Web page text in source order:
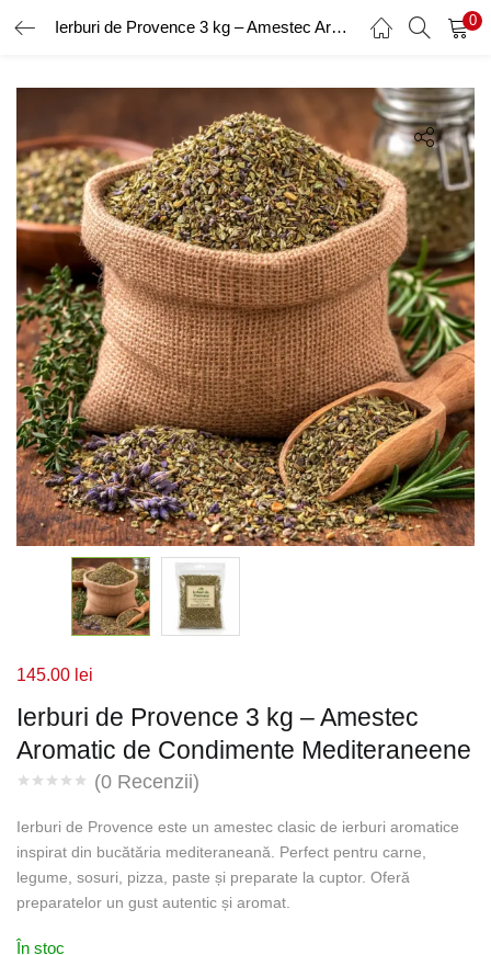
Ierburi de Provence 3 kg – Amestec Aromatic de Condimente Mediteraneene 0
AUTENTIFICARE ÎNREGISTRARE
Introduceți numele de utilizator și parola pentru a vă autentifica.
Amintește-ți de mine
Ai uitat parola?
Ierburi de Provence 3 kg – Amestec
Aromatic de Condimente Mediteraneene
(0 Recenzii)
145.00 lei
Ierburi de Provence este un amestec clasic de ierburi aromatice
inspirat din bucătăria mediteraneană. Perfect pentru carne,
legume, sosuri, pizza, paste și preparate la cuptor. Oferă
preparatelor un gust autentic și aromat.
În stoc